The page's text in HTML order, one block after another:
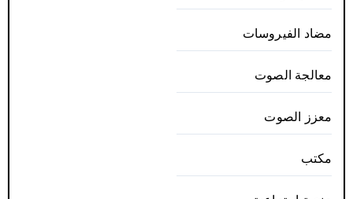
مضاد الفيروسات
معالجة الصوت
معزز الصوت
مكتب